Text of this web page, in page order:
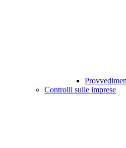
Controlli sulle imprese